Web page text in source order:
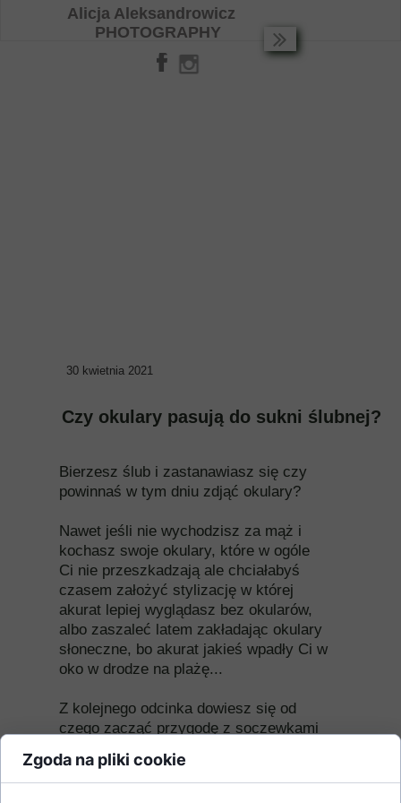
30 kwietnia 2021
Czy okulary pasują do sukni ślubnej?
Alicja Aleksandrowicz
PHOTOGRAPHY
Bierzesz ślub i zastanawiasz się czy
powinnaś w tym dniu zdjąć okulary?
Nawet jeśli nie wychodzisz za mąż i
kochasz swoje okulary, które w ogóle
Ci nie przeszkadzają ale chciałabyś
czasem założyć stylizację w której
akurat lepiej wyglądasz bez okularów,
albo zaszaleć latem zakładając okulary
słoneczne, bo akurat jakieś wpadły Ci w
oko w drodze na plażę...
Z kolejnego odcinka dowiesz się od
czego zacząć przygodę z soczewkami
czuć je w oku?
A może Twoje oczy widzą idealnie,
Zgoda na pliki cookie